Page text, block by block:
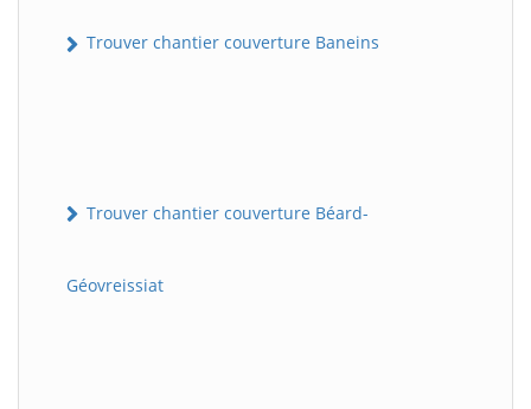
Trouver chantier couverture Baneins
Trouver chantier couverture Béard-
Géovreissiat